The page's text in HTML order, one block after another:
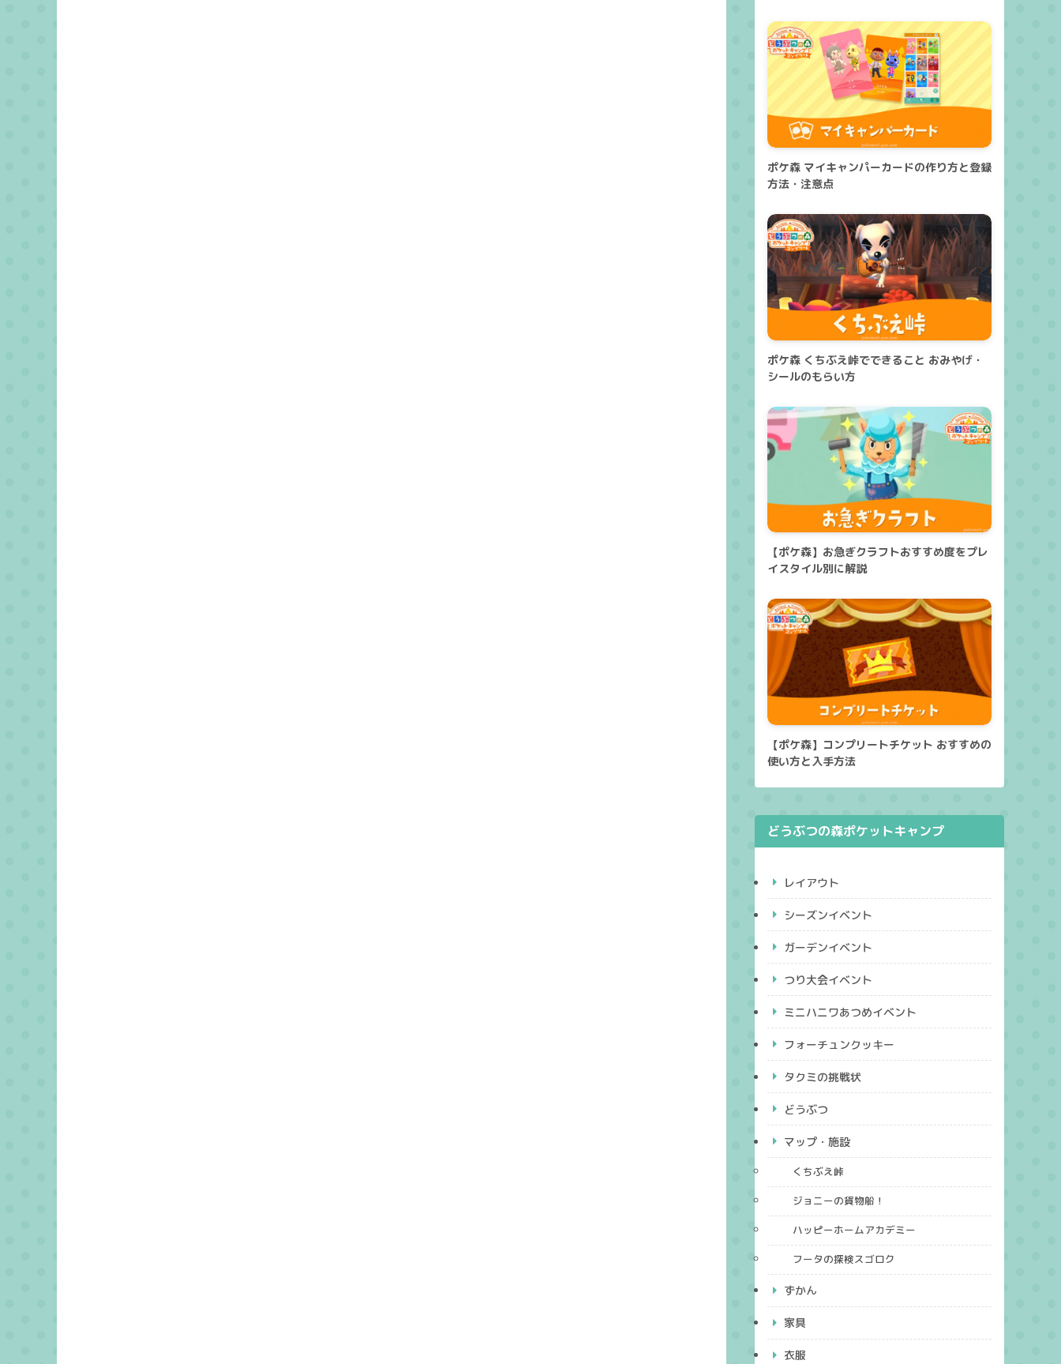
ポケ森 マイキャンパーカードの作り方と登録
方法・注意点
ポケ森 くちぶえ峠でできること おみやげ・
シールのもらい方
【ポケ森】お急ぎクラフトおすすめ度をプレ
イスタイル別に解説
【ポケ森】コンプリートチケット おすすめの
使い方と入手方法
どうぶつの森ポケットキャンプ
レイアウト
シーズンイベント
ガーデンイベント
つり大会イベント
ミニハニワあつめイベント
フォーチュンクッキー
タクミの挑戦状
どうぶつ
マップ・施設
くちぶえ峠
ジョニーの貨物船！
ハッピーホームアカデミー
フータの探検スゴロク
ずかん
家具
衣服